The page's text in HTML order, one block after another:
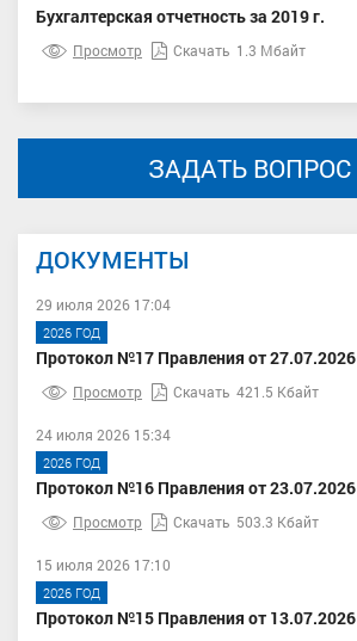
Бухгалтерская отчетность за 2019 г.
Просмотр Скачать 1.3 Мбайт
ЗАДАТЬ ВОПРОС
ДОКУМЕНТЫ
29 июля 2026 17:04
2026 ГОД
Протокол №17 Правления от 27.07.2026
Просмотр Скачать 421.5 Кбайт
24 июля 2026 15:34
2026 ГОД
Протокол №16 Правления от 23.07.2026
Просмотр Скачать 503.3 Кбайт
15 июля 2026 17:10
2026 ГОД
Протокол №15 Правления от 13.07.2026